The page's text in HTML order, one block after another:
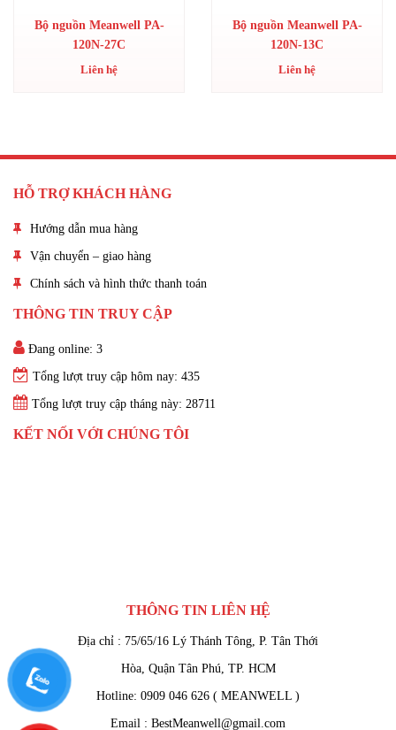
Bộ nguồn Meanwell PA-
120N-27C
Liên hệ
Bộ nguồn Meanwell PA-
120N-13C
Liên hệ
HỖ TRỢ KHÁCH HÀNG
Hướng dẫn mua hàng
Vận chuyển – giao hàng
Chính sách và hình thức thanh toán
THÔNG TIN TRUY CẬP
Đang online: 3
Tổng lượt truy cập hôm nay: 435
Tổng lượt truy cập tháng này: 28711
KẾT NỐI VỚI CHÚNG TÔI
THÔNG TIN LIÊN HỆ
Địa chỉ : 75/65/16 Lý Thánh Tông, P. Tân Thới
Hòa, Quận Tân Phú, TP. HCM
Hotline: 0909 046 626 ( MEANWELL )
Email : BestMeanwell@gmail.com